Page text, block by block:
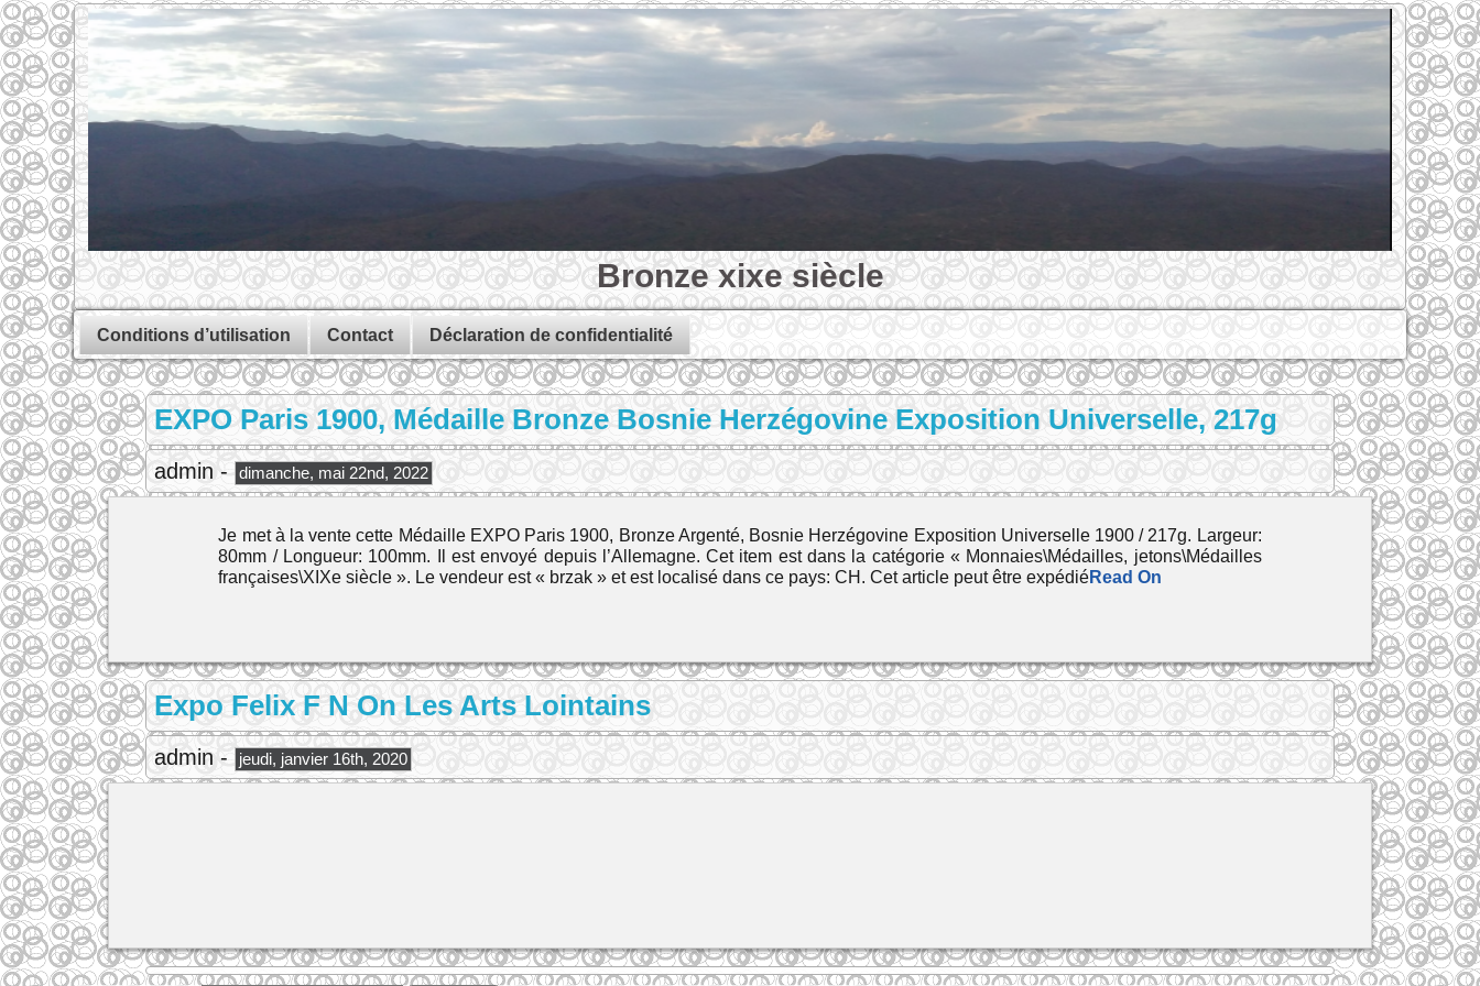
Bronze xixe siècle
Conditions d’utilisation Contact Déclaration de confidentialité
EXPO Paris 1900, Médaille Bronze Bosnie Herzégovine Exposition Universelle, 217g
admin - dimanche, mai 22nd, 2022
Je met à la vente cette Médaille EXPO Paris 1900, Bronze Argenté, Bosnie Herzégovine Exposition Universelle 1900 / 217g. Largeur:
80mm / Longueur: 100mm. Il est envoyé depuis l’Allemagne. Cet item est dans la catégorie « Monnaies\Médailles, jetons\Médailles
françaises\XIXe siècle ». Le vendeur est « brzak » et est localisé dans ce pays: CH. Cet article peut être expédiéRead On
Expo Felix F N On Les Arts Lointains
admin - jeudi, janvier 16th, 2020